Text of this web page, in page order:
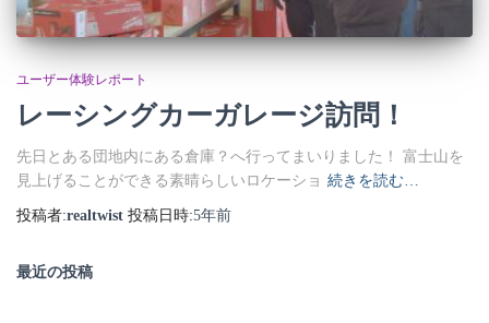
ユーザー体験レポート
レーシングカーガレージ訪問！
先日とある団地内にある倉庫？へ行ってまいりました！ 富士山を
見上げることができる素晴らしいロケーショ 続きを読む…
投稿者:realtwist 投稿日時:5年前
最近の投稿